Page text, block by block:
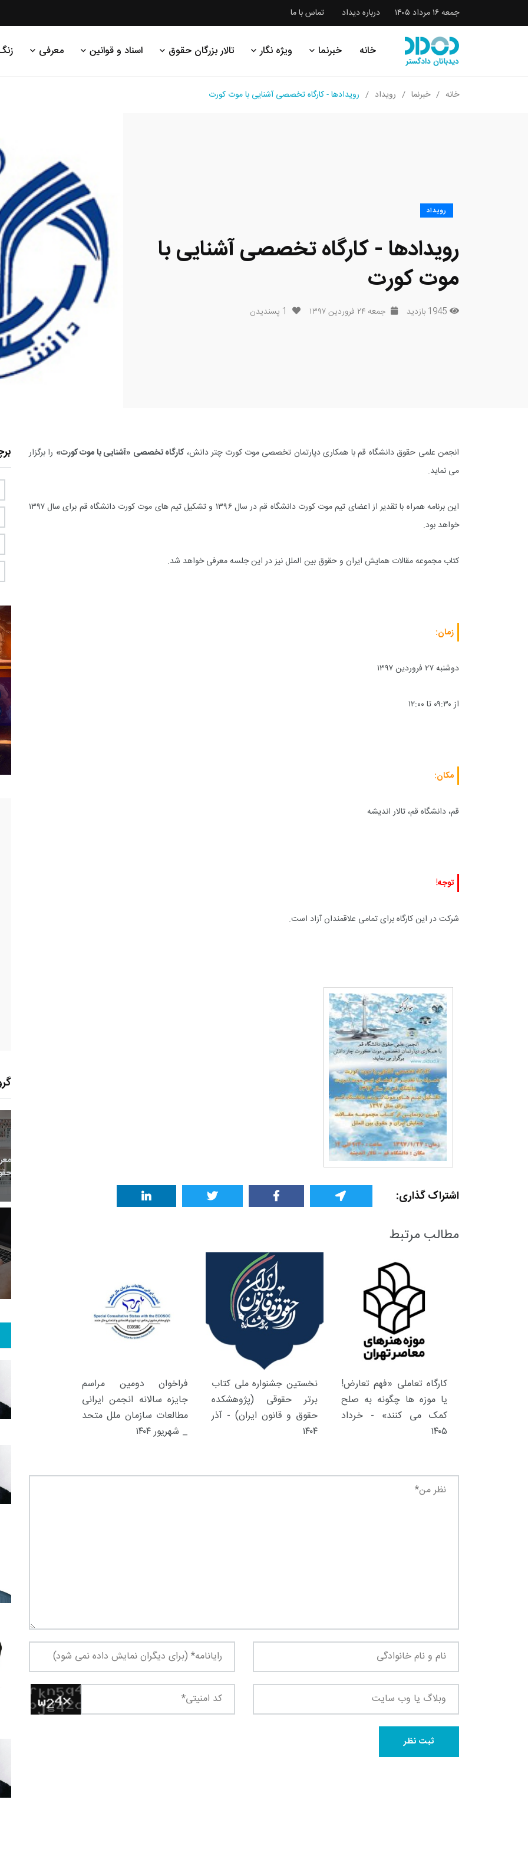
جمعه ۱۶ مرداد ۱۴۰۵ درباره دیداد تماس با ما
خانه خبرنما ویژه نگار تالار بزرگان حقوق اسناد و قوانین معرفی
خانه خبرنما رویداد رویدادها - کارگاه تخصصی آشنایی با موت کورت
رویداد
رویدادها - کارگاه تخصصی آشنایی با
موت کورت
1945 بازدید جمعه ۲۴ فروردین ۱۳۹۷ 1 پسندیدن
انجمن علمی حقوق دانشگاه قم با همکاری دپارتمان تخصصی موت کورت چتر دانش،کارگاه تخصصی «آشنایی با موت کورت» را برگزار
می نماید.
این برنامه همراه با تقدیر از اعضای تیم موت کورت دانشگاه قم در سال ۱۳۹۶ و تشکیل تیم های موت کورت دانشگاه قم برای سال ۱۳۹۷
خواهد بود.
کتاب مجموعه مقالات همایش ایران و حقوق بین الملل نیز در این جلسه معرفی خواهد شد.
زمان:
دوشنبه ۲۷ فروردین ۱۳۹۷
از ۰۹:۳۰ تا ۱۲:۰۰
مکان:
قم، دانشگاه قم، تالار اندیشه
توجه!
شرکت در این کارگاه برای تمامی علاقمندان آزاد است.
اشتراک گذاری:
مطالب مرتبط
کارگاه تعاملی «فهم تعارض!
یا موزه ها چگونه به صلح
کمک می کنند» - خرداد
۱۴۰۵
نخستین جشنواره ملی کتاب
برتر حقوقی (پژوهشکده
حقوق و قانون ایران) - آذر
۱۴۰۴
فراخوان دومین مراسم
جایزه سالانه انجمن ایرانی
مطالعات سازمان ملل متحد
_ شهریور ۱۴۰۴
0+
پرونده
1+
حقوق و هنر معرفی کتاب های حقوقی
2
گزارش